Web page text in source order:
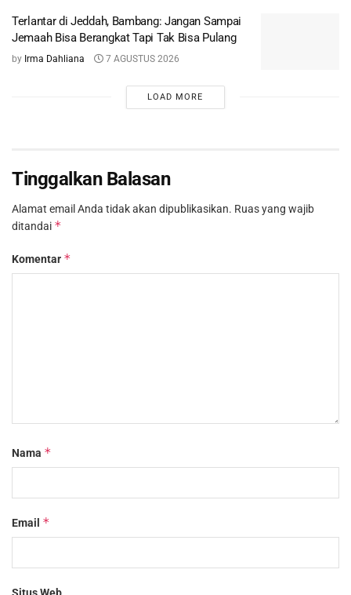
Terlantar di Jeddah, Bambang: Jangan Sampai
Jemaah Bisa Berangkat Tapi Tak Bisa Pulang
by Irma Dahliana 7 AGUSTUS 2026
LOAD MORE
Tinggalkan Balasan
Alamat email Anda tidak akan dipublikasikan. Ruas yang wajib
ditandai *
Komentar *
Nama *
Email *
Situs Web